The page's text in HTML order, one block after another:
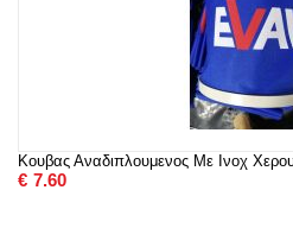
Κουβας Αναδιπλουμενος Με Ινοχ
€ 7.60